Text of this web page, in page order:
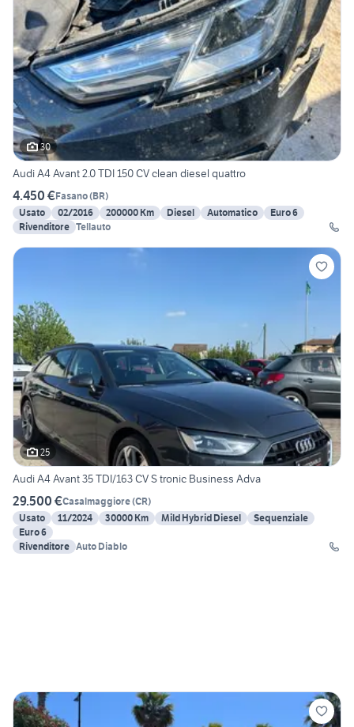
30
Audi A4 Avant 2.0 TDI 150 CV clean diesel quattro
4.450 €Fasano(BR)
Usato
02/2016 200000 Km Diesel Automatico
Euro 6
Rivenditore Tellauto
25
Audi A4 Avant 35 TDI/163 CV S tronic Business Adva
29.500 €Casalmaggiore(CR)
Usato
11/2024 30000 Km Mild Hybrid Diesel
Sequenziale
Euro 6
Rivenditore Auto Diablo